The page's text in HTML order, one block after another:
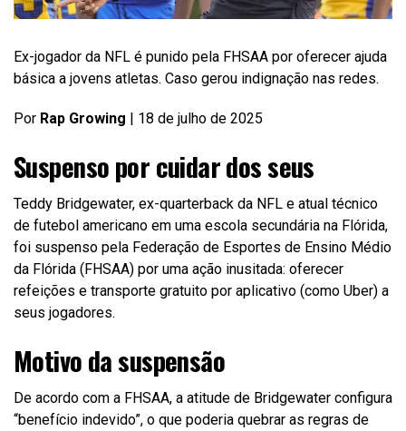
Ex-jogador da NFL é punido pela FHSAA por oferecer ajuda
básica a jovens atletas. Caso gerou indignação nas redes.
Por Rap Growing | 18 de julho de 2025
Suspenso por cuidar dos seus
Teddy Bridgewater, ex-quarterback da NFL e atual técnico
de futebol americano em uma escola secundária na Flórida,
foi suspenso pela Federação de Esportes de Ensino Médio
da Flórida (FHSAA) por uma ação inusitada: oferecer
refeições e transporte gratuito por aplicativo (como Uber) a
seus jogadores.
Motivo da suspensão
De acordo com a FHSAA, a atitude de Bridgewater configura
“benefício indevido”, o que poderia quebrar as regras de